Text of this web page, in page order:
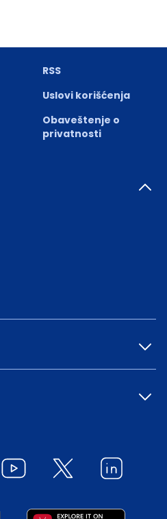
RSS
Uslovi korišćenja
Obaveštenje o
privatnosti